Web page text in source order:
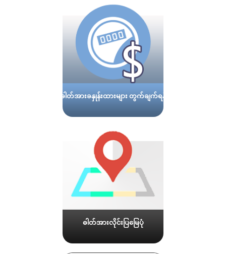
ဓါတ်အားခနှုန်းထားများ တွက်ချက်ရန်
ဓါတ်အားလိုင်းပြမြေပုံ